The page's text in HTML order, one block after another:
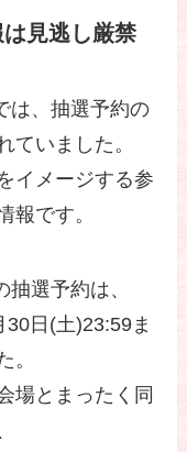
見逃し厳禁
は、抽選予約の
ていました。
イメージする参
報です。
選予約は、
日(土)23:59ま
。
場とまったく同